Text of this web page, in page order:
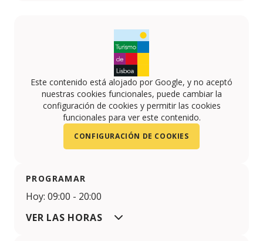
Este contenido está alojado por Google, y no aceptó
nuestras cookies funcionales, puede cambiar la
configuración de cookies y permitir las cookies
funcionales para ver este contenido.
CONFIGURACIÓN DE COOKIES
PROGRAMAR
Hoy: 09:00 - 20:00
VER LAS HORAS